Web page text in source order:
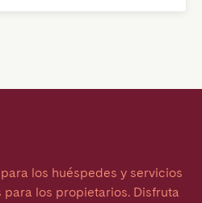
los huéspedes y servicios
los propietarios. Disfruta